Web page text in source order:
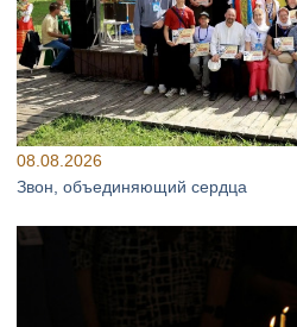
08.08.2026
Звон, объединяющий сердца